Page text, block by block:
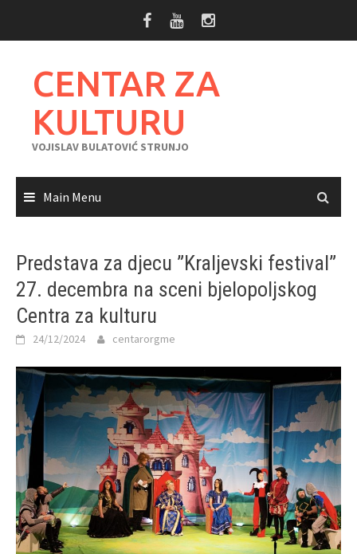
CENTAR ZA
KULTURU
VOJISLAV BULATOVIĆ STRUNJO
Main Menu
Predstava za djecu ”Kraljevski festival”
27. decembra na sceni bjelopoljskog
Centra za kulturu
24/12/2024 centarorgme